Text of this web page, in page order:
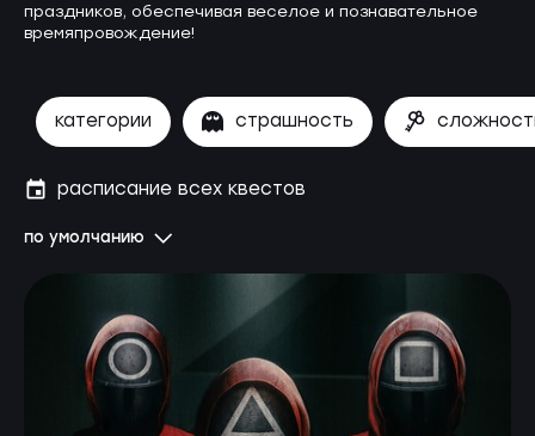
праздников, обеспечивая веселое и познавательное
времяпровождение!
категории страшность
по умолчанию
расписание всех квестов